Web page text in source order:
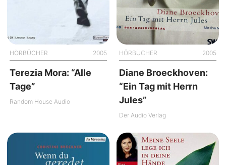
HÖRBÜCHER 2005
Terezia Mora: “Alle
Tage”
Random House Audio
HÖRBÜCHER 2005
Diane Broeckhoven:
“Ein Tag mit Herrn
Jules”
Der Audio Verlag